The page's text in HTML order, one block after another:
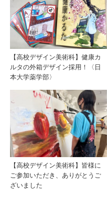
【高校デザイン美術科】健康カ
ルタの外箱デザイン採用！〈日
本大学薬学部〉
【高校デザイン美術科】皆様に
ご参加いただき、ありがとうご
ざいました